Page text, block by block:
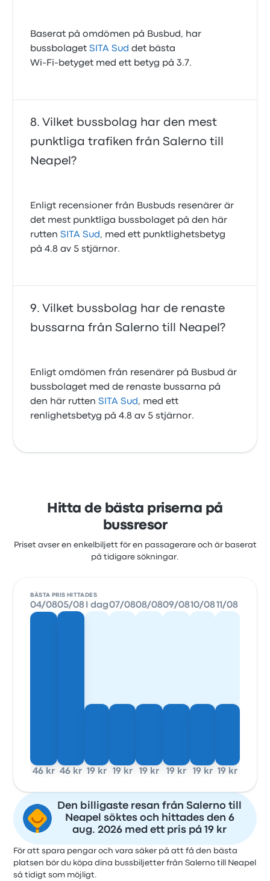
Baserat på omdömen på Busbud, har
bussbolagetSITA Sud det bästa
Wi‑Fi‑betyget med ett betyg på 3.7.
Vilket bussbolag har den mest
punktliga trafiken från Salerno till
Neapel?
Enligt recensioner från Busbuds resenärer är
det mest punktliga bussbolaget på den här
ruttenSITA Sud , med ett punktlighetsbetyg
på 4.8 av 5 stjärnor.
Vilket bussbolag har de renaste
bussarna från Salerno till Neapel?
Enligt omdömen från resenärer på Busbud är
bussbolaget med de renaste bussarna på
den här ruttenSITA Sud , med ett
renlighetsbetyg på 4.8 av 5 stjärnor.
Hitta de bästa priserna på
bussresor
Priset avser en enkelbiljett för en passagerare och är baserat
på tidigare sökningar.
BÄSTA PRIS HITTADES
04/08
46 kr
05/08
46 kr
I dag
19 kr
07/08
19 kr
08/08
19 kr
09/08
19 kr
10/08
19 kr
11/08
19 kr
Den billigaste resan från Salerno till
Neapel söktes och hittades den 6
aug. 2026 med ett pris på 19 kr
För att spara pengar och vara säker på att få den bästa
platsen bör du köpa dina bussbiljetter från Salerno till Neapel
så tidigt som möjligt.